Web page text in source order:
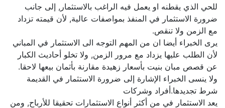
للحي الذي يقطنه او يعمل فيه الراغب بالاستثمار, إلى جانب
ضرورة الاستثمار في المنفذ بمواصفات عالية, لأن قيمته تزداد
مع الزمن ولا تنقص.
يرى الخبراء أيضا ان من المهم التوجه الى الاستثمار في المباني
لأن الطلب عليها يزداد مع مرور الزمن, ولا تخلو أحاديث الكبار
عن قصص مبان بنيت بأسعار زهيدة مقارنة بأثمان بيعها لاحقا.
ولا ينسى الخبراء الإشارة إلى ضرورة الاستثمار في القديمة
شرط تجديدها.أفراد وشركات
يعد الاستثمار في من أكثر أنواع الاستثمارات تحقيقا للأرباح, ومن